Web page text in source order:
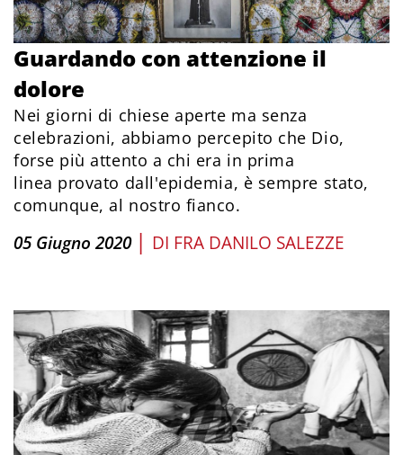
Guardando con attenzione il
dolore
Nei giorni di chiese aperte ma senza
celebrazioni, abbiamo percepito che Dio,
forse più attento a chi era in prima
linea provato dall'epidemia, è sempre stato,
comunque, al nostro fianco.
05 Giugno 2020 | DI FRA DANILO SALEZZE